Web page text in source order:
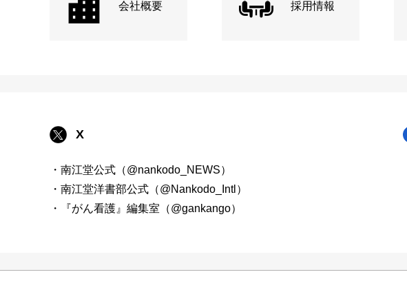
会社概要 採用情報
X
・南江堂公式（@nankodo_NEWS）
・南江堂洋書部公式（@Nankodo_Intl）
・『がん看護』編集室（@gankango）